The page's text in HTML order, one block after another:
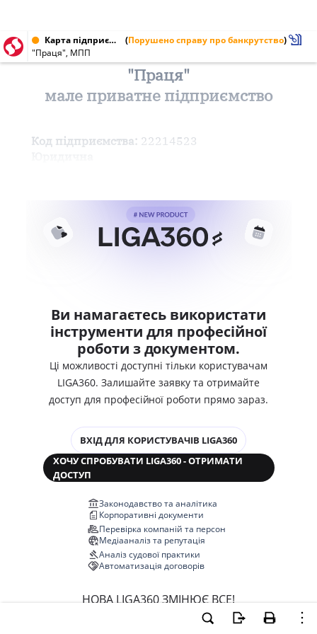
Карта підприємства від 07.07.1999 № 22214523 (Порушено справу про банкрутство)
"Праця", МПП
"Праця"
мале приватне підприємство
Код підприємства: 22214523
Ви намагаєтесь використати
інструменти для професійної
роботи з документом.
Ці можливості доступні тільки користувачам
LIGA360. Залишайте заявку та отримайте
доступ для професійної роботи прямо зараз.
ВХІД ДЛЯ КОРИСТУВАЧІВ LIGA360
ХОЧУ СПРОБУВАТИ LIGA360 - ОТРИМАТИ
ДОСТУП
Законодавство та аналітика
Корпоративні документи
Перевірка компаній та персон
Медіааналіз та репутація
Аналіз судової практики
Автоматизація договорів
НОВА LIGA360 ЗМІНЮЄ ВСЕ!